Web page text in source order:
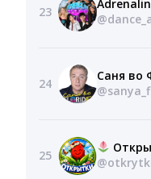
23
24
Саня во
25